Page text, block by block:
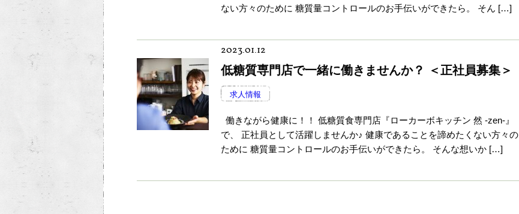
ない方々のために 糖質量コントロールのお手伝いができたら。 そん […]
2023.01.12
低糖質専門店で一緒に働きませんか？ ＜正社員募集＞
求人情報
働きながら健康に！！ 低糖質食専門店『ローカーボキッチン 然 -zen-』
で、 正社員として活躍しませんか♪ 健康であることを諦めたくない方々の
ために 糖質量コントロールのお手伝いができたら。 そんな想いか […]